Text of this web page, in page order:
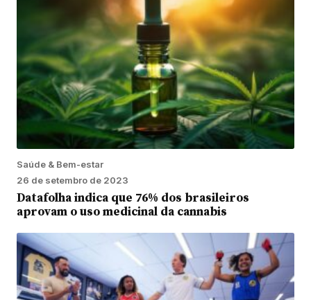
Saúde & Bem-estar
26 de setembro de 2023
Datafolha indica que 76% dos brasileiros
aprovam o uso medicinal da cannabis